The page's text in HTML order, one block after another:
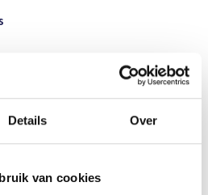
Details Over
van cookies